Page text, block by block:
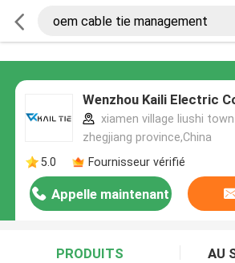
Wenzhou Kaili Electric
xiamen village liushi
zhegjiang province,China
5.0
Fournisseur vérifié
Appelle maintenant
PRODUITS AU